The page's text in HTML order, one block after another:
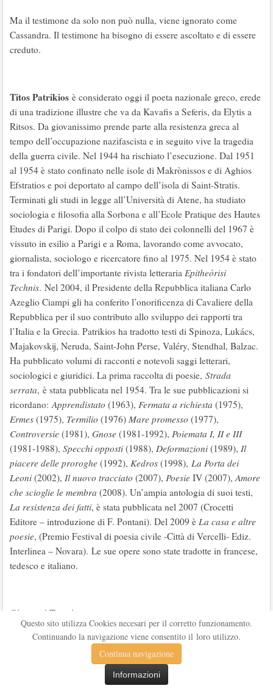
Ma il testimone da solo non può nulla, viene ignorato come
Cassandra. Il testimone ha bisogno di essere ascoltato e di essere
creduto.
Titos Patrikios è considerato oggi il poeta nazionale greco, erede
di una tradizione illustre che va da Kavafis a Seferis, da Elytis a
Ritsos. Da giovanissimo prende parte alla resistenza greca al
tempo dell’occupazione nazifascista e in seguito vive la tragedia
della guerra civile. Nel 1944 ha rischiato l’esecuzione. Dal 1951
al 1954 è stato confinato nelle isole di Makrònissos e di Aghios
Efstratios e poi deportato al campo dell’isola di Saint-Stratis.
Terminati gli studi in legge all’Università di Atene, ha studiato
sociologia e filosofia alla Sorbona e all’Ecole Pratique des Hautes
Etudes di Parigi. Dopo il colpo di stato dei colonnelli del 1967 è
vissuto in esilio a Parigi e a Roma, lavorando come avvocato,
giornalista, sociologo e ricercatore fino al 1975. Nel 1954 è stato
tra i fondatori dell’importante rivista letteraria Epitheòrisi
Technis. Nel 2004, il Presidente della Repubblica italiana Carlo
Azeglio Ciampi gli ha conferito l’onorificenza di Cavaliere della
Repubblica per il suo contributo allo sviluppo dei rapporti tra
l’Italia e la Grecia. Patrikios ha tradotto testi di Spinoza, Lukács,
Majakovskij, Neruda, Saint-John Perse, Valéry, Stendhal, Balzac.
Ha pubblicato volumi di racconti e notevoli saggi letterari,
sociologici e giuridici. La prima raccolta di poesie, Strada
serrata, è stata pubblicata nel 1954. Tra le sue pubblicazioni si
ricordano: Apprendistato (1963), Fermata a richiesta (1975),
Ermes (1975), Termilio (1976) Mare promesso (1977),
Controversie (1981), Gnose (1981-1992), Poiemata I, II e III
(1981-1988), Specchi opposti (1988), Deformazioni (1989), Il
piacere delle proroghe (1992), Kedros (1998), La Porta dei
Leoni (2002), Il nuovo tracciato (2007), Poesie IV (2007), Amore
che scioglie le membra (2008). Un’ampia antologia di suoi testi,
La resistenza dei fatti, è stata pubblicata nel 2007 (Crocetti
Editore – introduzione di F. Pontani). Del 2009 è La casa e altre
poesie, (Premio Festival di poesia civile -Città di Vercelli- Ediz.
Interlinea – Novara). Le sue opere sono state tradotte in francese,
tedesco e italiano.
Giovanni Teresi
Questo sito utilizza Cookies necesari per il corretto funzionamento.
Continuando la navigazione viene consentito il loro utilizzo.
Continua navigazione
Informazioni